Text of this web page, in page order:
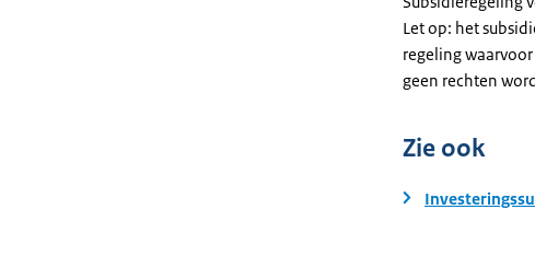
Let op: het
regeling
geen rechten
Zie ook